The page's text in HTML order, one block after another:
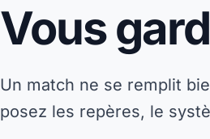
Vous
Un match ne se remplit
posez les repères, le